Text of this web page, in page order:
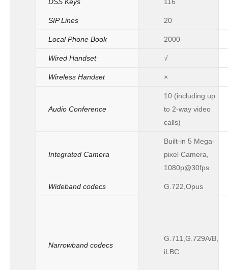
SIP Lines 20
Local Phone Book 2000
Wired Handset √
Wireless Handset ×
Audio Conference
10 (including up
to 2-way video
calls)
Integrated Camera
Built-in 5 Mega-
pixel Camera,
1080p@30fps
Wideband codecs G.722,Opus
Narrowband codecs
G.711,G.729A/B,
iLBC